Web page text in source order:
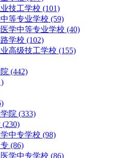
技工学校 (101)
等专业学校 (59)
学中等专业学校 (40)
学校 (102)
高级技工学校 (155)
(442)
院 (333)
(230)
中专学校 (98)
(86)
学中专学校 (86)